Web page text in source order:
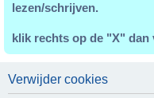
lezen/schrijven.
klik rechts op de "X"
Verwijder cookies